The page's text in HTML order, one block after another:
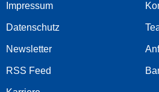
Impressum
Datenschutz
Newsletter
RSS Feed